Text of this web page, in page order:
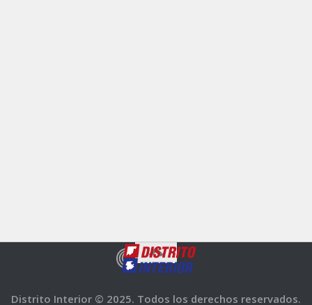
Distrito Interior © 2025. Todos los derechos reservados.